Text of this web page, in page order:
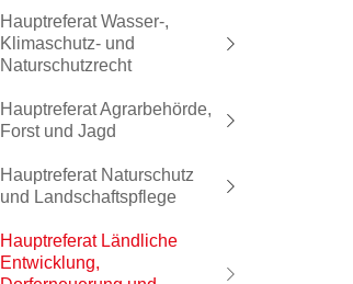
Hauptreferat Wasser-,
Klimaschutz- und
Naturschutzrecht
Hauptreferat Agrarbehörde,
Forst und Jagd
Hauptreferat Naturschutz
und Landschaftspflege
Hauptreferat Ländliche
Entwicklung,